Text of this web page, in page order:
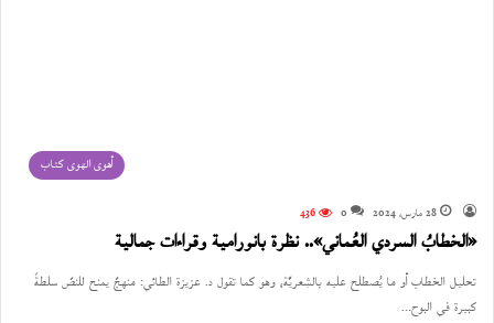
أهوى الهوى كتاب
28 مارس، 2024 0
436
«الخطابُ السردي العُماني».. نظرة بانورامية وقراءات جمالية
تحليل الخطاب أو ما يُصطلح عليه بالشِعريَّة، وهو كما تقول د. عزيزة الطائي: منهجٌ يمنح للنصّ سلطةً
كبيرة في البوح…